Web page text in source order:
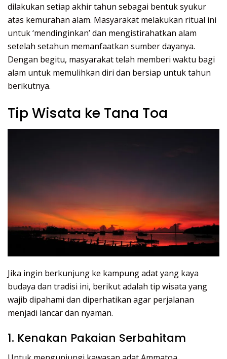
dilakukan setiap akhir tahun sebagai bentuk syukur
atas kemurahan alam. Masyarakat melakukan ritual ini
untuk ‘mendinginkan’ dan mengistirahatkan alam
setelah setahun memanfaatkan sumber dayanya.
Dengan begitu, masyarakat telah memberi waktu bagi
alam untuk memulihkan diri dan bersiap untuk tahun
berikutnya.
Tip Wisata ke Tana Toa
Jika ingin berkunjung ke kampung adat yang kaya
budaya dan tradisi ini, berikut adalah tip wisata yang
wajib dipahami dan diperhatikan agar perjalanan
menjadi lancar dan nyaman.
1. Kenakan Pakaian Serbahitam